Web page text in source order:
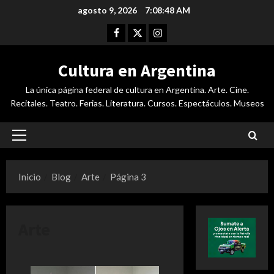
agosto 9, 2026 7:08:49 AM
Facebook
TwitterInstagram
Cultura en Argentina
La única página federal de cultura en Argentina. Arte. Cine.
Recitales. Teatro. Ferias. Literatura. Cursos. Espectáculos. Museos
Menú
Inicio
Blog Arte Página 3